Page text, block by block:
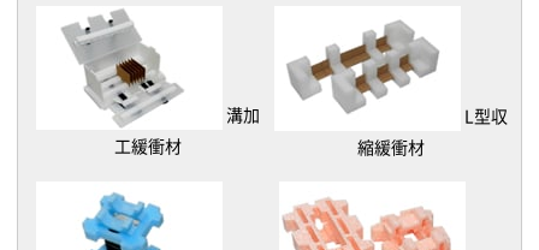
溝加
工緩衝材
L型収
縮緩衝材